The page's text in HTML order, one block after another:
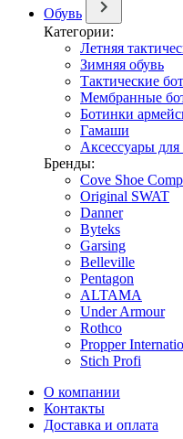
Обувь
Категории:
Летняя
Зимняя обувь
Тактические
Мембранные
Ботинки
Гамаши
Аксессуары для
Бренды:
Cove Shoe
Original SWAT
Danner
Byteks
Garsing
Belleville
Pentagon
ALTAMA
Under Armour
Rothco
Propper
Stich Profi
О компании
Контакты
Доставка и оплата